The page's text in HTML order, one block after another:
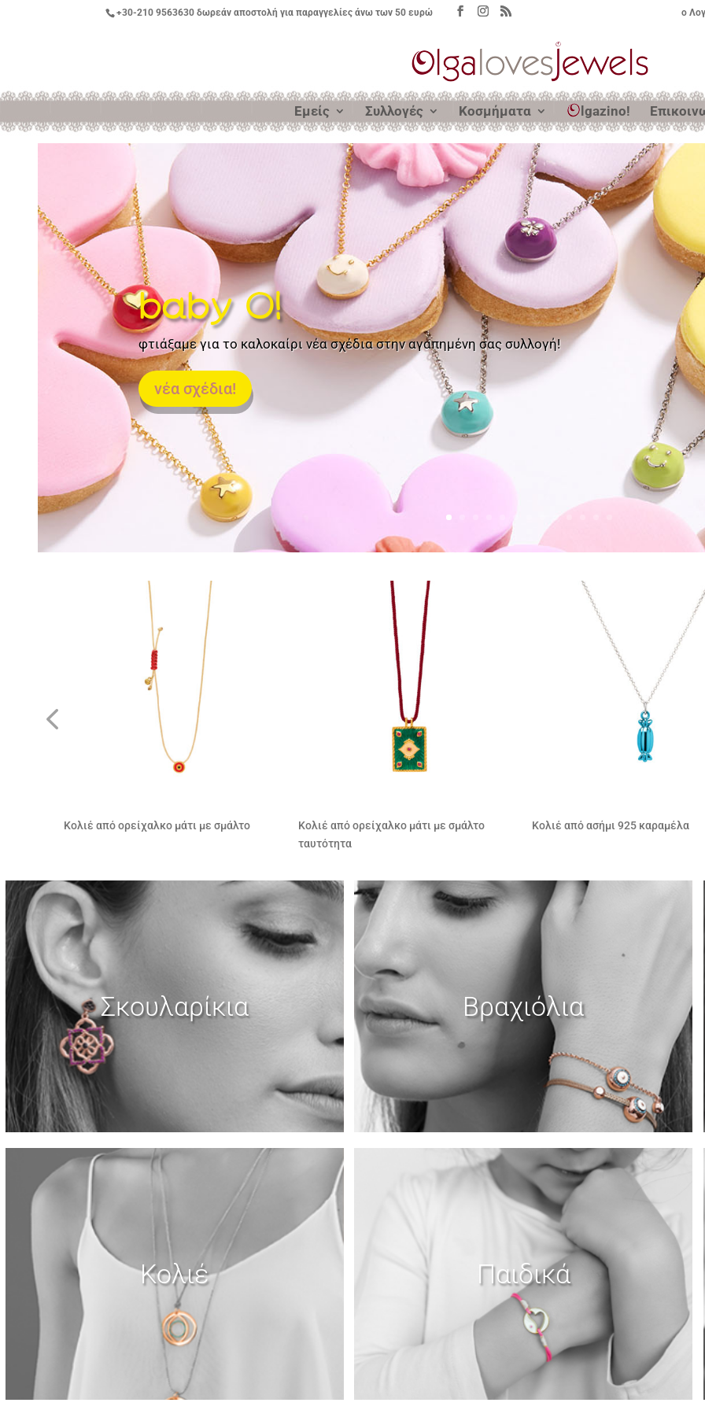
+30-210 9563630 δωρεάν αποστολή για παραγγελίες άνω των 50 ευρώ ο
Εμείς Συλλογές Κοσμήματα lgazino!
baby O!
φτιάξαμε για το καλοκαίρι νέα σχέδια στην αγαπημένη σας συλλογή!
νέα σχέδια!
Κολιέ από ασήμι 925 καραμέλα
Κολιέ από ορείχαλκο μάτι με σμάλτο
ταυτότητα
Βραχιόλι από ασήμι 925 καραμέλα
Σκουλαρίκια Βραχιόλια
Κολιέ Παιδικά